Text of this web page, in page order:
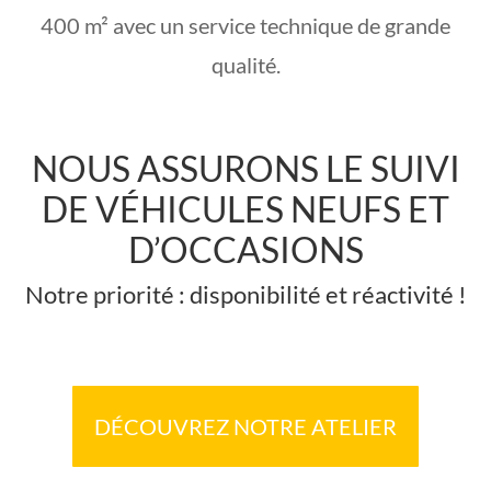
400 m² avec un service technique de grande
qualité.
NOUS ASSURONS LE SUIVI
DE VÉHICULES NEUFS ET
D’OCCASIONS
Notre priorité : disponibilité et réactivité !
DÉCOUVREZ NOTRE ATELIER